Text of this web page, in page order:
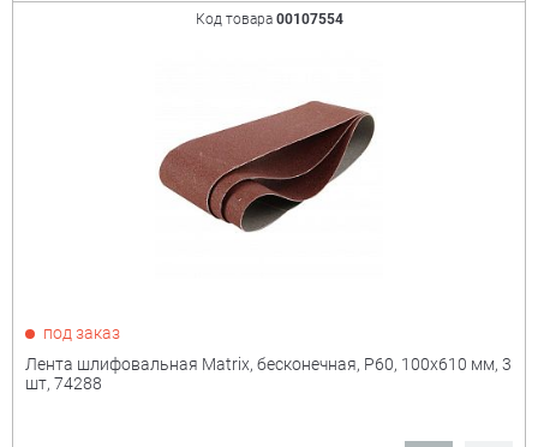
Код товара 00107554
под заказ
Лента шлифовальная Matrix, бесконечная, P60, 100х610 мм, 3
шт, 74288